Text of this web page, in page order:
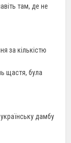
там, де не
за кількістю
щастя, була
дамбу